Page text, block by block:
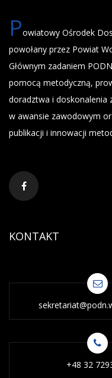
Powiatowy Ośrodek
powołany przez Powiat
Głównym zadaniem
pomocą metodyczną,
doradztwa i doskonalenia
w awansie zawodowym
publikacji i innowacji
KONTAKT
+48 32